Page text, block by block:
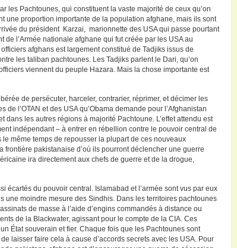
les Pachtounes, qui constituent la vaste majorité de ceux qu’on
une proportion importante de la population afghane, mais ils sont
du président Karzai, marionnette des USA qui passe pourtant
de l’Armée nationale afghane qui fut créée par les USA au
afghans est largement constitué de Tadjiks issus de
les taliban pachtounes. Les Tadjiks parlent le Dari, qu’on
viennent du peuple Hazara. Mais la chose importante est
de persécuter, harceler, contrarier, réprimer, et décimer les
l’OTAN et des USA qu’Obama demande pour l’Afghanistan
dans les autres régions à majorité Pachtoune. L’effet attendu est
indépendant – à entrer en rébellion contre le pouvoir central de
même temps de repousser la plupart de ces nouveaux
pakistanaise d’où ils pourront déclencher une guerre
ira directement aux chefs de guerre et de la drogue,
écartés du pouvoir central. Islamabad et l’armée sont vus par eux
une moindre mesure des Sindhis. Dans les territoires pachtounes
de masse à l’aide d’engins commandés à distance ou
de la Blackwater, agissant pour le compte de la CIA. Ces
État souverain et fier. Chaque fois que les Pachtounes sont
laisser faire cela à cause d’accords secrets avec les USA. Pour